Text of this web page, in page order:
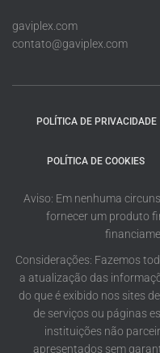
gaviplex.com
contato@gaviplex.com
POLÍTICA DE PRIVACIDADE
POLÍTICA DE COOKIES
Aviso: Em nenhuma
fornecer um produto
Considerações: Fazemos
a atualização das
do que é exibido nos sites
de serviços ou páginas
instituições não
apresentados sem